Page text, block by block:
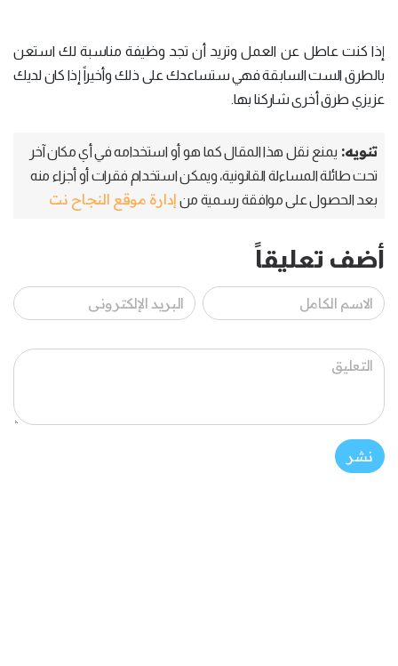
إذا كنت عاطل عن العمل وتريد أن تجد وظيفة مناسبة لك استعن
بالطرق الست السابقة فهي ستساعدك على ذلك وأخيراً إذا كان لديك
عزيزي طرق أخرى شاركنا بها.
تنويه: يمنع نقل هذا المقال كما هو أو استخدامه في أي مكان آخر
تحت طائلة المساءلة القانونية، ويمكن استخدام فقرات أو أجزاء منه
بعد الحصول على موافقة رسمية من إدارة موقع النجاح نت
أضف تعليقاً
نشر